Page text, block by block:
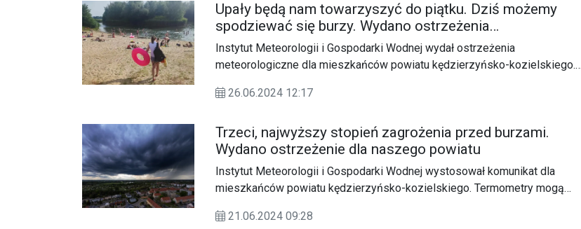
Upały będą nam towarzyszyć do piątku. Dziś możemy
spodziewać się burzy. Wydano ostrzeżenia
meteorologiczne
Instytut Meteorologii i Gospodarki Wodnej wydał ostrzeżenia
meteorologiczne dla mieszkańców powiatu kędzierzyńsko-kozielskiego.
26.06.2024 12:17
Trzeci, najwyższy stopień zagrożenia przed burzami.
Wydano ostrzeżenie dla naszego powiatu
Instytut Meteorologii i Gospodarki Wodnej wystosował komunikat dla
mieszkańców powiatu kędzierzyńsko-kozielskiego. Termometry mogą
nadejdą silne burze.
21.06.2024 09:28